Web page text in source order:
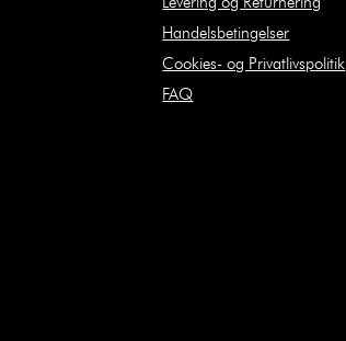
Handelsbetingelser
Cookies- og Privatlivspolitik
FAQ